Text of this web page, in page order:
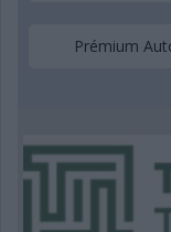
Prémium